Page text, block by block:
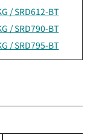
/ SRD612-BT
/ SRD790-BT
/ SRD795-BT